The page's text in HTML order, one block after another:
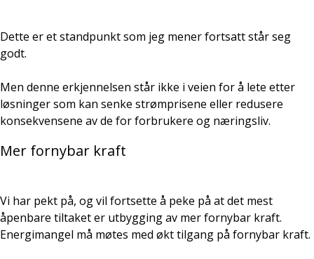
Dette er et standpunkt som jeg mener fortsatt står seg
godt.
Men denne erkjennelsen står ikke i veien for å lete etter
løsninger som kan senke strømprisene eller redusere
konsekvensene av de for forbrukere og næringsliv.
Mer fornybar kraft
Vi har pekt på, og vil fortsette å peke på at det mest
åpenbare tiltaket er utbygging av mer fornybar kraft.
Energimangel må møtes med økt tilgang på fornybar kraft.